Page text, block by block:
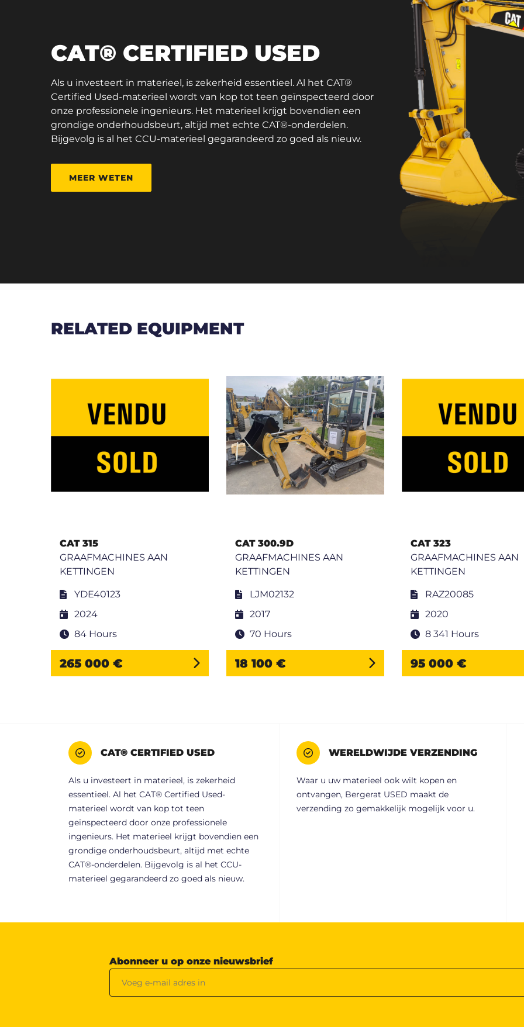
CAT® CERTIFIED USED
Als u investeert in materieel, is zekerheid essentieel. Al het CAT®
Certified Used-materieel wordt van kop tot teen geïnspecteerd door
onze professionele ingenieurs. Het materieel krijgt bovendien een
grondige onderhoudsbeurt, altijd met echte CAT®-onderdelen.
Bijgevolg is al het CCU-materieel gegarandeerd zo goed als nieuw.
MEER WETEN
RELATED EQUIPMENT
CAT 315
GRAAFMACHINES AAN
KETTINGEN
YDE40123
2024
84 Hours
265 000 €
CAT 300.9D
GRAAFMACHINES AAN
KETTINGEN
LJM02132
2017
70 Hours
18 100 €
CAT 323
GRAAFMACHINES AAN
KETTINGEN
RAZ20085
2020
8 341 Hours
95 000 €
CAT® CERTIFIED USED
Als u investeert in materieel, is zekerheid
essentieel. Al het CAT® Certified Used-
materieel wordt van kop tot teen
geïnspecteerd door onze professionele
ingenieurs. Het materieel krijgt bovendien een
grondige onderhoudsbeurt, altijd met echte
CAT®-onderdelen. Bijgevolg is al het CCU-
materieel gegarandeerd zo goed als nieuw.
WERELDWIJDE VERZENDING
Waar u uw materieel ook wilt kopen en
ontvangen, Bergerat USED maakt de
verzending zo gemakkelijk mogelijk voor u.
Abonneer u op onze nieuwsbrief